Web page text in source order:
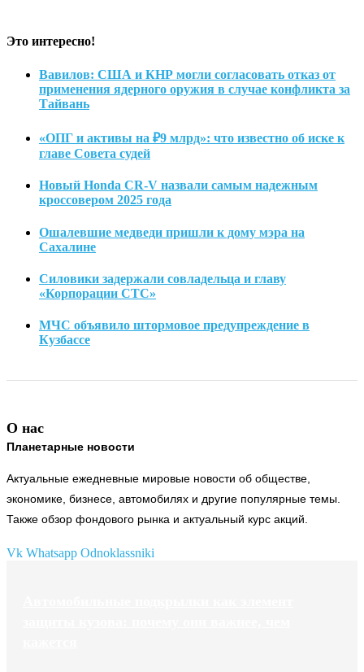
Это интересно!
Вавилов: США и КНР могли согласовать отказ от
применения ядерного оружия в случае конфликта за
Тайвань
«ОПГ и активы на ₽9 млрд»: что известно об иске к
главе Совета судей
Новый Honda CR-V назвали самым надежным
кроссовером 2025 года
Ошалевшие медведи пришли к дому мэра на
Сахалине
Силовики задержали совладельца и главу
«Корпорации СТС»
МЧС объявило штормовое предупреждение в
Кузбассе
О нас
Планетарные новости
Актуальные ежедневные мировые новости об обществе,
экономике, бизнесе, автомобилях и другие популярные темы.
Также обзор фондового рынка и актуальный курс акций.
Vk Whatsapp Odnoklassniki